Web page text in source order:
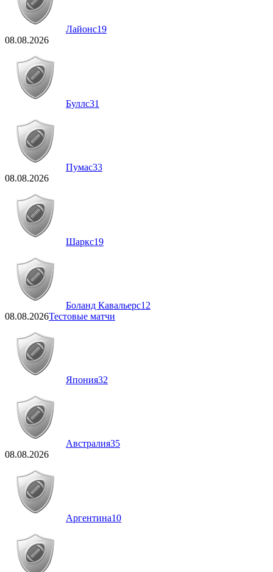
Лайонс19
08.08.2026
Буллс31
Пумас33
08.08.2026
Шаркс19
Боланд Кавальерс12
08.08.2026Тестовые матчи
Япония32
Австралия35
08.08.2026
Аргентина10